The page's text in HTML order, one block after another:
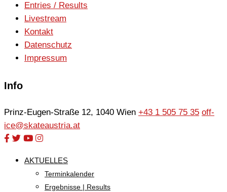
Entries / Results
Livestream
Kontakt
Datenschutz
Impressum
Info
Prinz-Eugen-Straße 12, 1040 Wien +43 1 505 75 35 off-
ice@skateaustria.at
AKTUELLES
Terminkalender
Ergebnisse | Results